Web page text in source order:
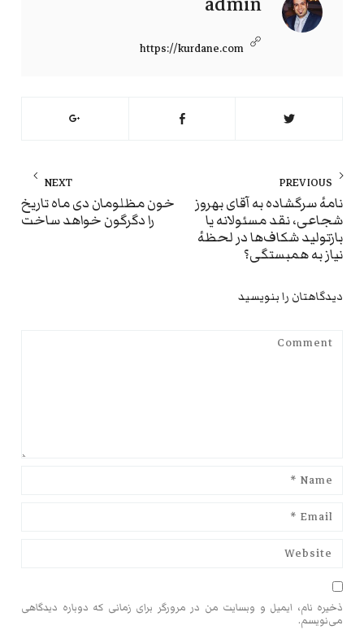
https://kurdane.com
راهبری
نوشته
PREVIOUS
Previous
post:
نامهٔ سرگشاده به آقای بهروز
شجاعی، نقد مسئولانه یا
بازتولید شکاف‌ها در لحظهٔ
نیاز به همبستگی؟
NEXT
خون مظلومان دی ماه تاریخ
را دگرگون خواهد ساخت
دیدگاهتان را بنویسید
ذخیره نام، ایمیل و وبسایت من در مرورگر برای زمانی که دوباره دیدگاهی
می‌نویسم.